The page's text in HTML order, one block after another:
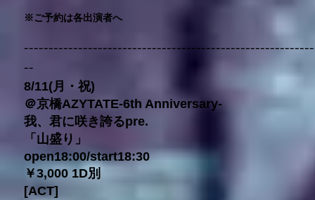
※ご予約は各出演者へ
--
8/11(月・祝)
＠京橋AZYTATE-6th Anniversary-
我、君に咲き誇るpre.
「山盛り」
open18:00/start18:30
￥3,000 1D別
[ACT]